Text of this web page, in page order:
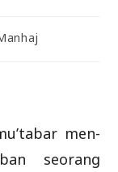
men­­-
seorang